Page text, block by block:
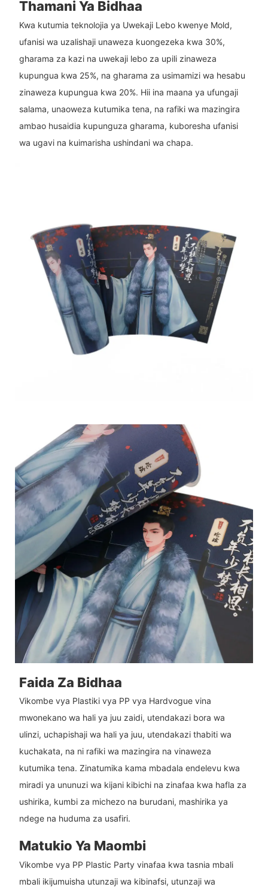
Thamani Ya Bidhaa
Kwa kutumia teknolojia ya Uwekaji Lebo kwenye Mold,
ufanisi wa uzalishaji unaweza kuongezeka kwa 30%,
gharama za kazi na uwekaji lebo za upili zinaweza
kupungua kwa 25%, na gharama za usimamizi wa hesabu
zinaweza kupungua kwa 20%. Hii ina maana ya ufungaji
salama, unaoweza kutumika tena, na rafiki wa mazingira
ambao husaidia kupunguza gharama, kuboresha ufanisi
wa ugavi na kuimarisha ushindani wa chapa.
Faida Za Bidhaa
Vikombe vya Plastiki vya PP vya Hardvogue vina
mwonekano wa hali ya juu zaidi, utendakazi bora wa
ulinzi, uchapishaji wa hali ya juu, utendakazi thabiti wa
kuchakata, na ni rafiki wa mazingira na vinaweza
kutumika tena. Zinatumika kama mbadala endelevu kwa
miradi ya ununuzi wa kijani kibichi na zinafaa kwa hafla za
ushirika, kumbi za michezo na burudani, mashirika ya
ndege na huduma za usafiri.
Matukio Ya Maombi
Vikombe vya PP Plastic Party vinafaa kwa tasnia mbali
mbali ikijumuisha utunzaji wa kibinafsi, utunzaji wa